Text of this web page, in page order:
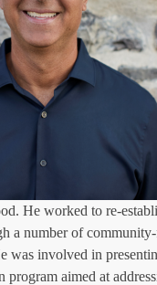
He worked to re-
a number of
was involved in
aimed at